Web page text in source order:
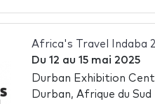
Africa's Travel Indaba
Du 12 au 15 mai 2025
Durban Exhibition
Durban, Afrique du Sud